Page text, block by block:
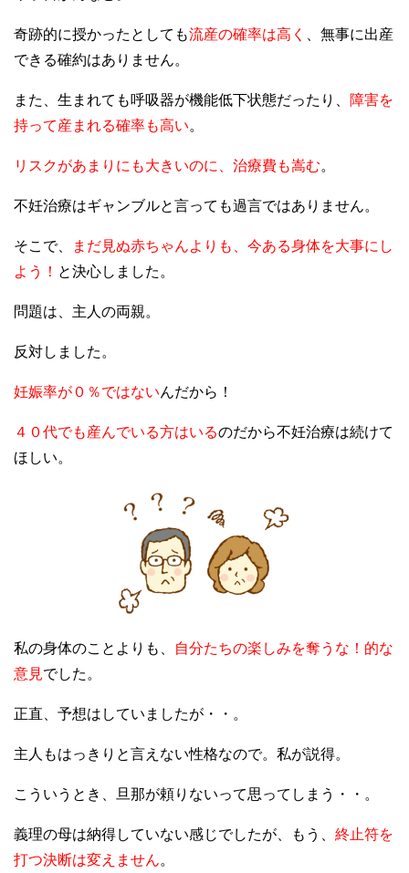
奇跡的に授かったとしても流産の確率は高く
、無事に出産
できる確約はありません。
また、生まれても呼吸器が機能低下状態だったり、 障害を
持って産まれる確率も高い。
リスクがあまりにも大きいのに、治療費も嵩む。
不妊治療はギャンブルと言っても過言ではありません。
そこで、
まだ見ぬ赤ちゃんよりも、今ある身体を大事にし
よう！ と決心しました。
問題は、主人の両親。
反対しました。
妊娠率が０％ではないんだから！
４０代でも産んでいる方はいるのだから不妊治療は続けて
ほしい。
私の身体のことよりも、
自分たちの楽しみを奪うな！的な
意見でした。
正直、予想はしていましたが・・。
主人もはっきりと言えない性格なので。私が説得。
こういうとき、旦那が頼りないって思ってしまう・・。
義理の母は納得していない感じでしたが、もう、 終止符を
打つ決断は変えません。